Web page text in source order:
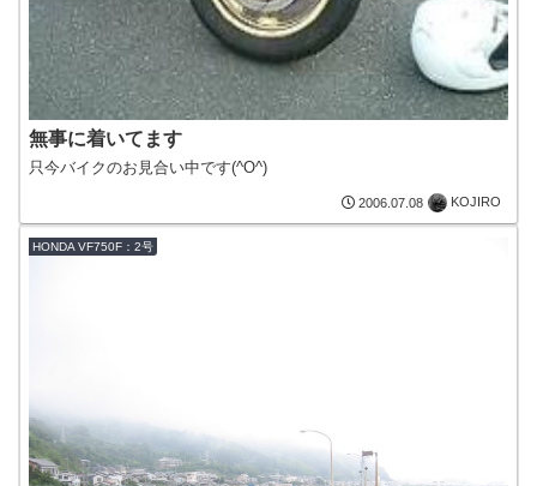
無事に着いてます
只今バイクのお見合い中です(^O^)
2006.07.08 KOJIRO
HONDA VF750F：2号